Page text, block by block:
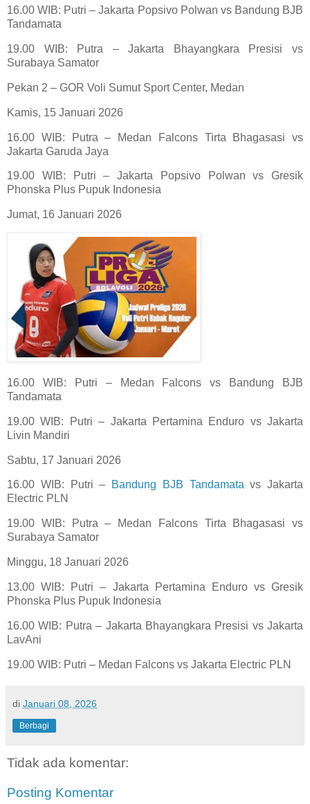
16.00 WIB: Putri – Jakarta Popsivo Polwan vs Bandung BJB
Tandamata
19.00 WIB: Putra – Jakarta Bhayangkara Presisi vs
Surabaya Samator
Pekan 2 – GOR Voli Sumut Sport Center, Medan
Kamis, 15 Januari 2026
16.00 WIB: Putra – Medan Falcons Tirta Bhagasasi vs
Jakarta Garuda Jaya
19.00 WIB: Putri – Jakarta Popsivo Polwan vs Gresik
Phonska Plus Pupuk Indonesia
Jumat, 16 Januari 2026
16.00 WIB: Putri – Medan Falcons vs Bandung BJB
Tandamata
19.00 WIB: Putri – Jakarta Pertamina Enduro vs Jakarta
Livin Mandiri
Sabtu, 17 Januari 2026
16.00 WIB: Putri – Bandung BJB Tandamatavs Jakarta
Electric PLN
19.00 WIB: Putra – Medan Falcons Tirta Bhagasasi vs
Surabaya Samator
Minggu, 18 Januari 2026
13.00 WIB: Putri – Jakarta Pertamina Enduro vs Gresik
Phonska Plus Pupuk Indonesia
16.00 WIB: Putra – Jakarta Bhayangkara Presisi vs Jakarta
LavAni
19.00 WIB: Putri – Medan Falcons vs Jakarta Electric PLN
di Januari 08, 2026
Berbagi
Tidak ada komentar:
Posting Komentar